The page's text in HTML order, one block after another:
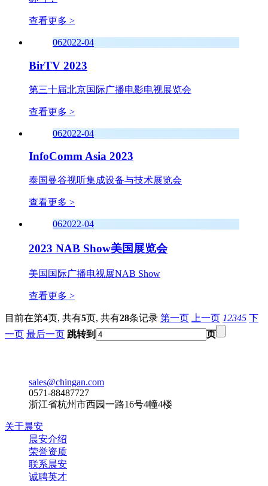
查看更多 >
062022-04
BirTV 2023
第三十届北京国际广播电影电视展览会
查看更多 >
062022-04
InfoComm Asia 2023
泰国曼谷视听集成设备与技术展览会
查看更多 >
062022-04
2023 NAB Show美国展览会
美国国际广播电视展NAB Show
查看更多 >
目前在第4页, 共有5页, 共有28条记录 第一页 上一页 12345 下
一页 最后一页 跳转到 页
sales@chingan.com
0571-88487727
浙江省杭州市西园一路16号4幢4楼
关于晨安
晨安介绍
荣誉资质
联系晨安
诚聘英才